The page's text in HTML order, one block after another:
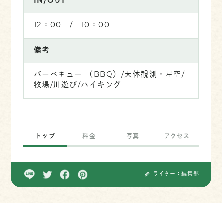
12：00 / 10：00
備考
バーベキュー （BBQ）/天体観測・星空/
牧場/川遊び/ハイキング
トップ 料金 写真 アクセス
ライター：編集部